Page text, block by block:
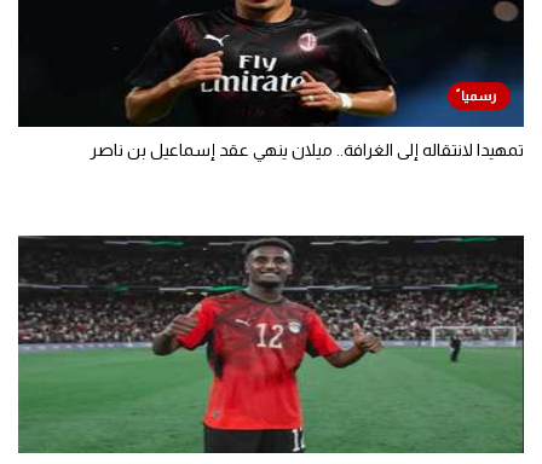
تمهيدا لانتقاله إلى الغرافة.. ميلان ينهي عقد إسماعيل بن ناصر